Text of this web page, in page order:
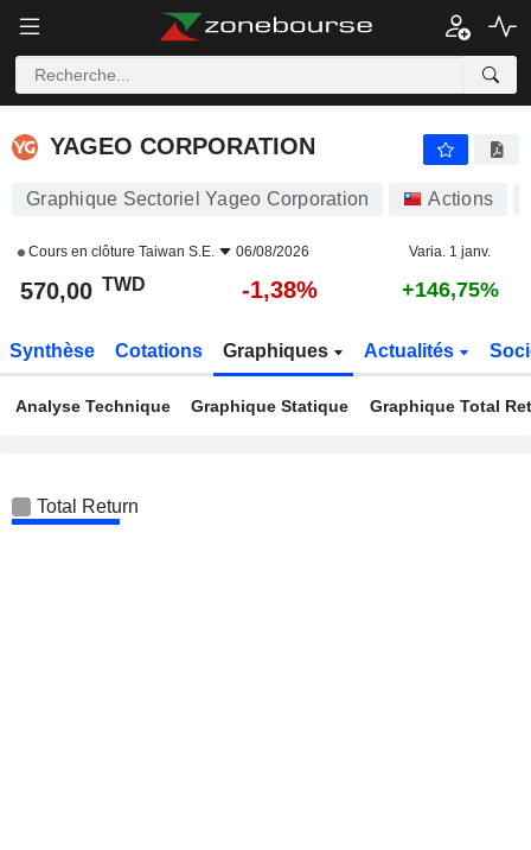
YAGEO CORPORATION
YAGEO CORPORATION
Graphique Sectoriel Yageo Corporation Actions
Cours en clôture Taiwan S.E. 06/08/2026 Varia. 1 janv.
570,00 TWD -1,38% +146,75%
Synthèse Cotations Graphiques Actualités
Analyse Technique Graphique Statique Graphique Total
Total Return